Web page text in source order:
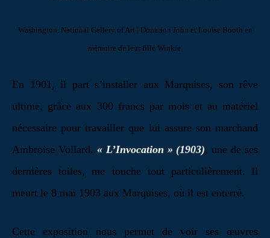
Washington, National Gallery of Art | Donation John et Louise Booth en
mémoire de leur fille Winkie.
En 1901, il part s’installer aux Marquises, son rêve
ultime, grâce aux 300 francs par mois et au matériel
nécessaire pour travailler que lui assure son marchand
Ambroise Vollard. « L’Invocation » (1903), une de ses
dernières toiles, me touche tout particulièrement.
Il
meurt le 8 mai 1903 aux Marquises, où il est enterré.
Cette exposition nous permet de voir ses œuvres